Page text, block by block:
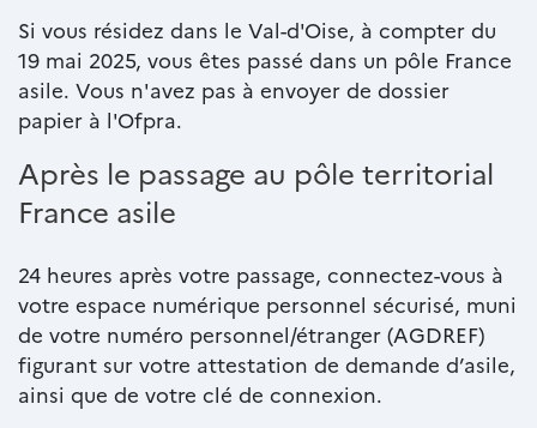
Si vous résidez dans le Val-d'Oise, à compter du
19 mai 2025, vous êtes passé dans un pôle France
asile. Vous n'avez pas à envoyer de dossier
papier à l'Ofpra.
Après le passage au pôle territorial
France asile
24 heures après votre passage, connectez-vous à
votre espace numérique personnel sécurisé, muni
de votre numéro personnel/étranger (AGDREF)
figurant sur votre attestation de demande d’asile,
ainsi que de votre clé de connexion.